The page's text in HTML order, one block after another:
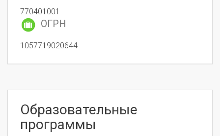
770401001
ОГРН
1057719020644
Образовательные
программы